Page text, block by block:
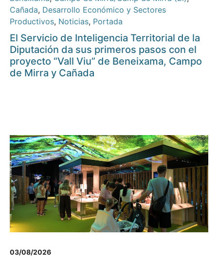
Cañada, Desarrollo Económico y Sectores
Productivos, Noticias, Portada
El Servicio de Inteligencia Territorial de la
Diputación da sus primeros pasos con el
proyecto “Vall Viu” de Beneixama, Campo
de Mirra y Cañada
03/08/2026